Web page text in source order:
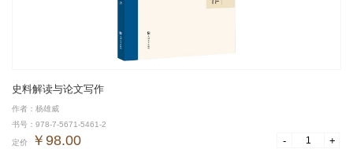
史料解读与论文写作
作者：杨雄威
书号：978-7-5671-5461-2
定价 ￥98.00 - +